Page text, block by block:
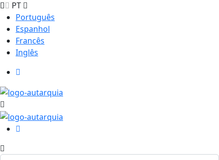
PT
Português
Espanhol
Francês
Inglês